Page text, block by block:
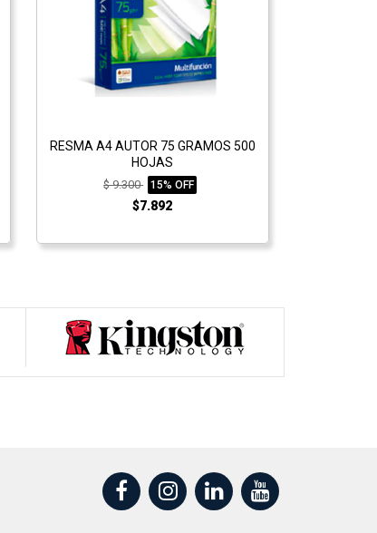
RESMA A4 AUTOR 75 GRAMOS 500
HOJAS
$ 9.300 15% OFF
$7.892